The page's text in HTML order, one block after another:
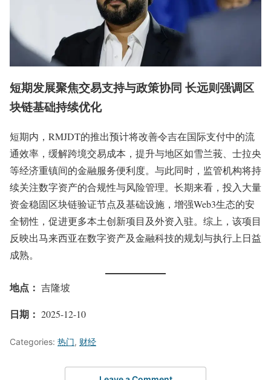
短期发展聚焦交易支持与政策协同 长远则强调区
块链基础持续优化
短期内，RMJDT的推出预计将改善令吉在国际支付中的流
通效率，缓解跨境交易成本，提升与地区如雪兰莪、士拉央
等经济重镇间的金融服务便利度。与此同时，监管机构将持
续关注数字资产的合规性与风险管理。长期来看，投入大量
资金稳固区块链验证节点及基础设施，增强Web3生态的安
全韧性，促进更多本土创新项目及外资入驻。综上，该项目
反映出马来西亚在数字资产及金融科技的规划与执行上日益
成熟。
地点： 吉隆坡
日期： 2025-12-10
Categories: 热门, 财经